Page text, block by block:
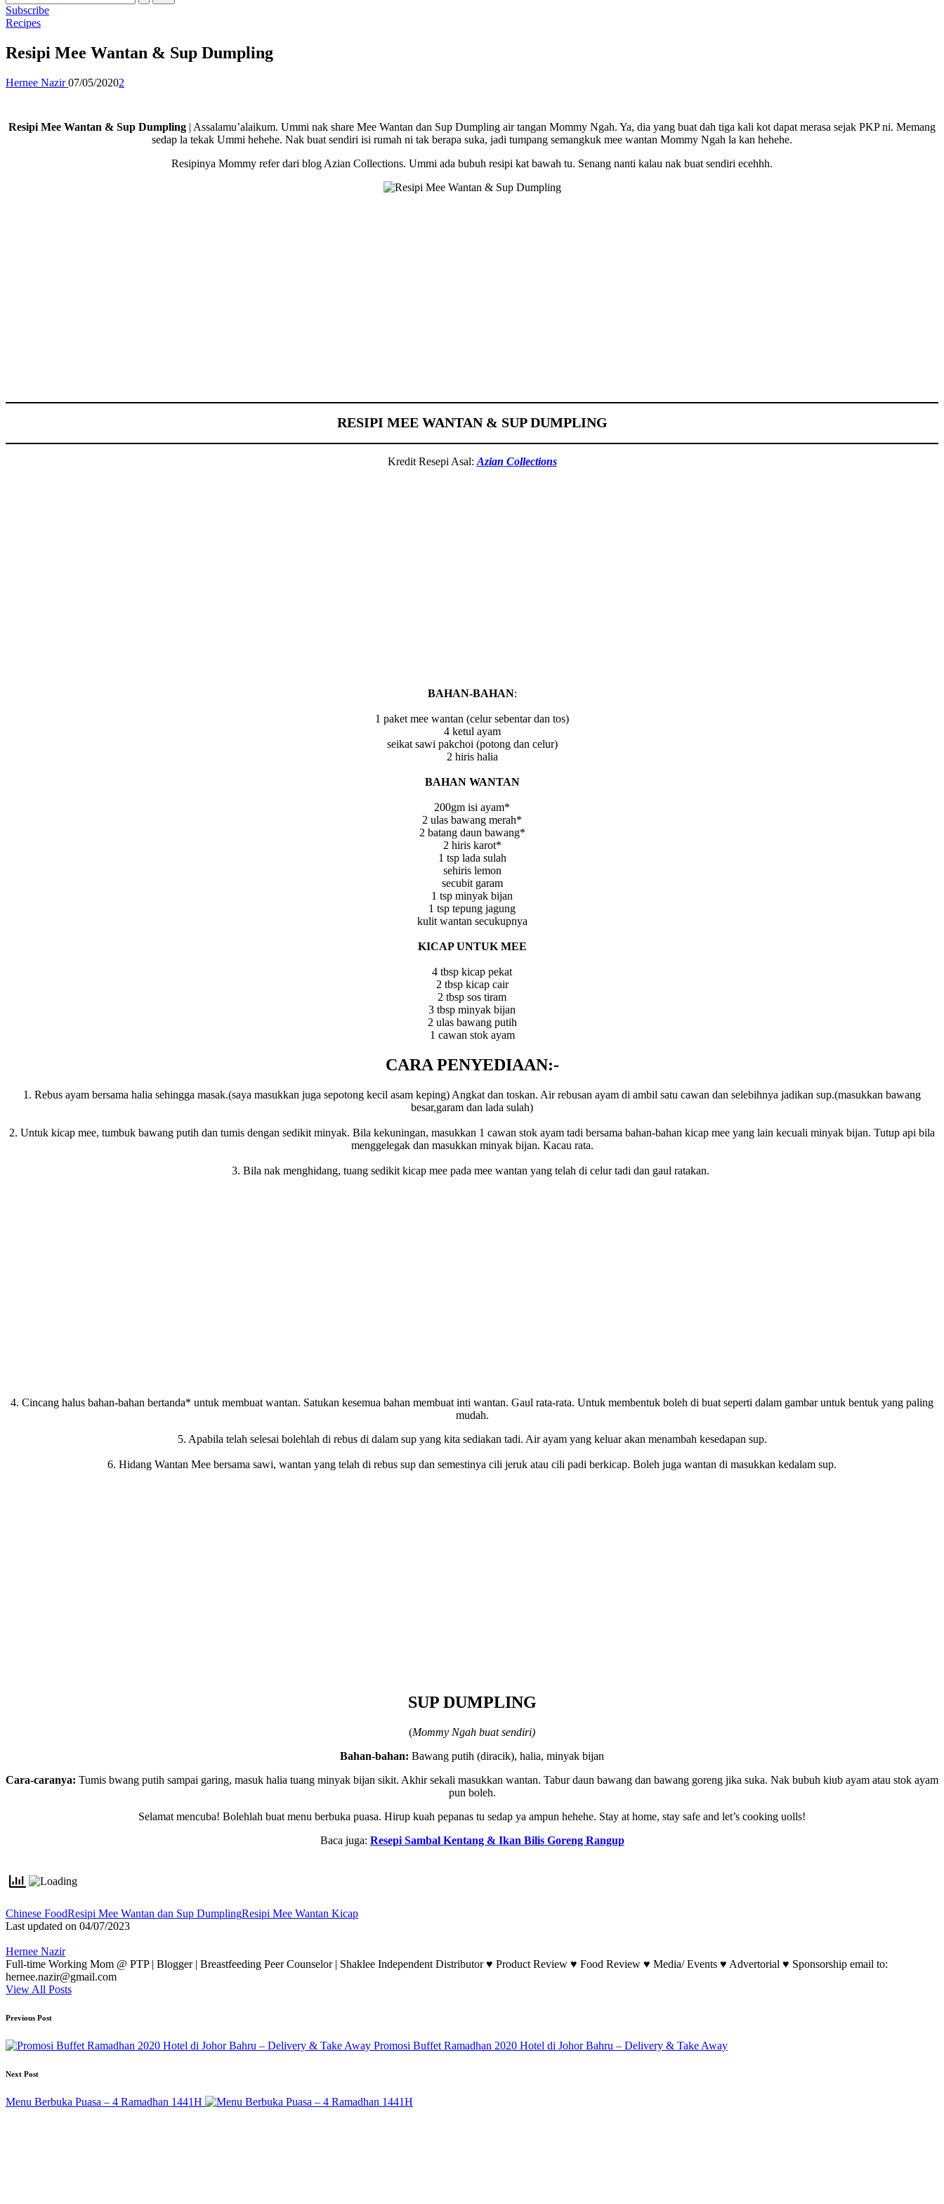
Subscribe
Posted
Recipes
Resipi Mee Wantan & Sup Dumpling
Posted
Hernee Nazir 07/05/20202
Resipi Mee Wantan & Sup Dumpling | Assalamu’alaikum. Ummi nak share Mee Wantan dan Sup Dumpling air tangan Mommy Ngah. Ya, dia yang buat dah tiga kali kot dapat merasa sejak PKP ni. Memang
sedap la tekak Ummi hehehe. Nak buat sendiri isi rumah ni tak berapa suka, jadi tumpang semangkuk mee wantan Mommy Ngah la kan hehehe.
Resipinya Mommy refer dari blog Azian Collections. Ummi ada bubuh resipi kat bawah tu. Senang nanti kalau nak buat sendiri ecehhh.
RESIPI MEE WANTAN & SUP DUMPLING
Kredit Resepi Asal: Azian Collections
BAHAN-BAHAN:
1 paket mee wantan (celur sebentar dan tos)
4 ketul ayam
seikat sawi pakchoi (potong dan celur)
2 hiris halia
BAHAN WANTAN
200gm isi ayam*
2 ulas bawang merah*
2 batang daun bawang*
2 hiris karot*
1 tsp lada sulah
sehiris lemon
secubit garam
1 tsp minyak bijan
1 tsp tepung jagung
kulit wantan secukupnya
KICAP UNTUK MEE
4 tbsp kicap pekat
2 tbsp kicap cair
2 tbsp sos tiram
3 tbsp minyak bijan
2 ulas bawang putih
1 cawan stok ayam
CARA PENYEDIAAN:-
1. Rebus ayam bersama halia sehingga masak.(saya masukkan juga sepotong kecil asam keping) Angkat dan toskan. Air rebusan ayam di ambil satu cawan dan selebihnya jadikan sup.(masukkan bawang
besar,garam dan lada sulah)
2. Untuk kicap mee, tumbuk bawang putih dan tumis dengan sedikit minyak. Bila kekuningan, masukkan 1 cawan stok ayam tadi bersama bahan-bahan kicap mee yang lain kecuali minyak bijan. Tutup api bila
menggelegak dan masukkan minyak bijan. Kacau rata.
3. Bila nak menghidang, tuang sedikit kicap mee pada mee wantan yang telah di celur tadi dan gaul ratakan.
4. Cincang halus bahan-bahan bertanda* untuk membuat wantan. Satukan kesemua bahan membuat inti wantan. Gaul rata-rata. Untuk membentuk boleh di buat seperti dalam gambar untuk bentuk yang paling
mudah.
5. Apabila telah selesai bolehlah di rebus di dalam sup yang kita sediakan tadi. Air ayam yang keluar akan menambah kesedapan sup.
6. Hidang Wantan Mee bersama sawi, wantan yang telah di rebus sup dan semestinya cili jeruk atau cili padi berkicap. Boleh juga wantan di masukkan kedalam sup.
SUP DUMPLING
(Mommy Ngah buat sendiri)
Bahan-bahan: Bawang putih (diracik), halia, minyak bijan
Cara-caranya: Tumis bwang putih sampai garing, masuk halia tuang minyak bijan sikit. Akhir sekali masukkan wantan. Tabur daun bawang dan bawang goreng jika suka. Nak bubuh kiub ayam atau stok ayam
pun boleh.
Selamat mencuba! Bolehlah buat menu berbuka puasa. Hirup kuah pepanas tu sedap ya ampun hehehe. Stay at home, stay safe and let’s cooking uolls!
Baca juga: Resepi Sambal Kentang & Ikan Bilis Goreng Rangup
Tags:
Chinese FoodResipi Mee Wantan dan Sup DumplingResipi Mee Wantan Kicap
Last updated on 04/07/2023
Hernee Nazir
Full-time Working Mom @ PTP | Blogger | Breastfeeding Peer Counselor | Shaklee Independent Distributor ♥ Product Review ♥ Food Review ♥ Media/ Events ♥ Advertorial ♥ Sponsorship email to:
hernee.nazir@gmail.com
View All Posts
Post
navigation
Previous Post
Promosi Buffet Ramadhan 2020 Hotel di Johor Bahru – Delivery & Take Away
Next Post
Menu Berbuka Puasa – 4 Ramadhan 1441H